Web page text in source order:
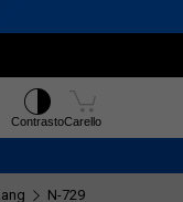
M
ContrastoCarello
N-729